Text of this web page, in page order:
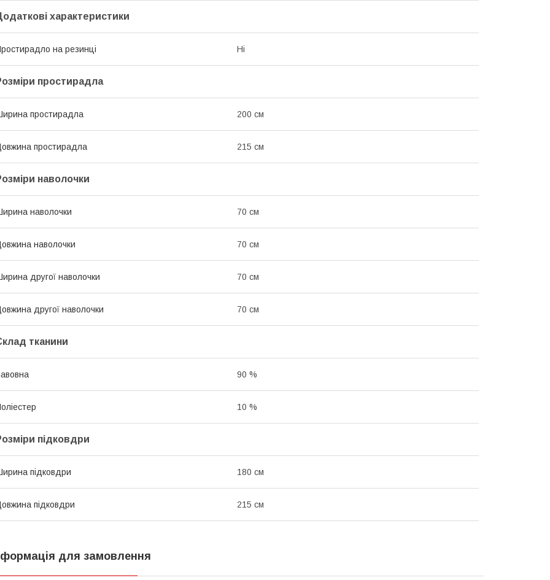
характеристики
на резинці Ні
простирадла
простирадла 200 см
простирадла 215 см
наволочки
наволочки 70 см
наволочки 70 см
другої наволочки 70 см
другої наволочки 70 см
тканини
90 %
10 %
підковдри
підковдри 180 см
підковдри 215 см
для замовлення